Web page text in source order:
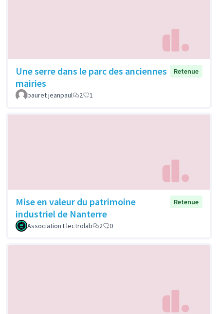
Une serre dans le parc des anciennes
mairies
Retenue
bauret jeanpaul 2 1
Mise en valeur du patrimoine
industriel de Nanterre
Retenue
Association Electrolab 2 0